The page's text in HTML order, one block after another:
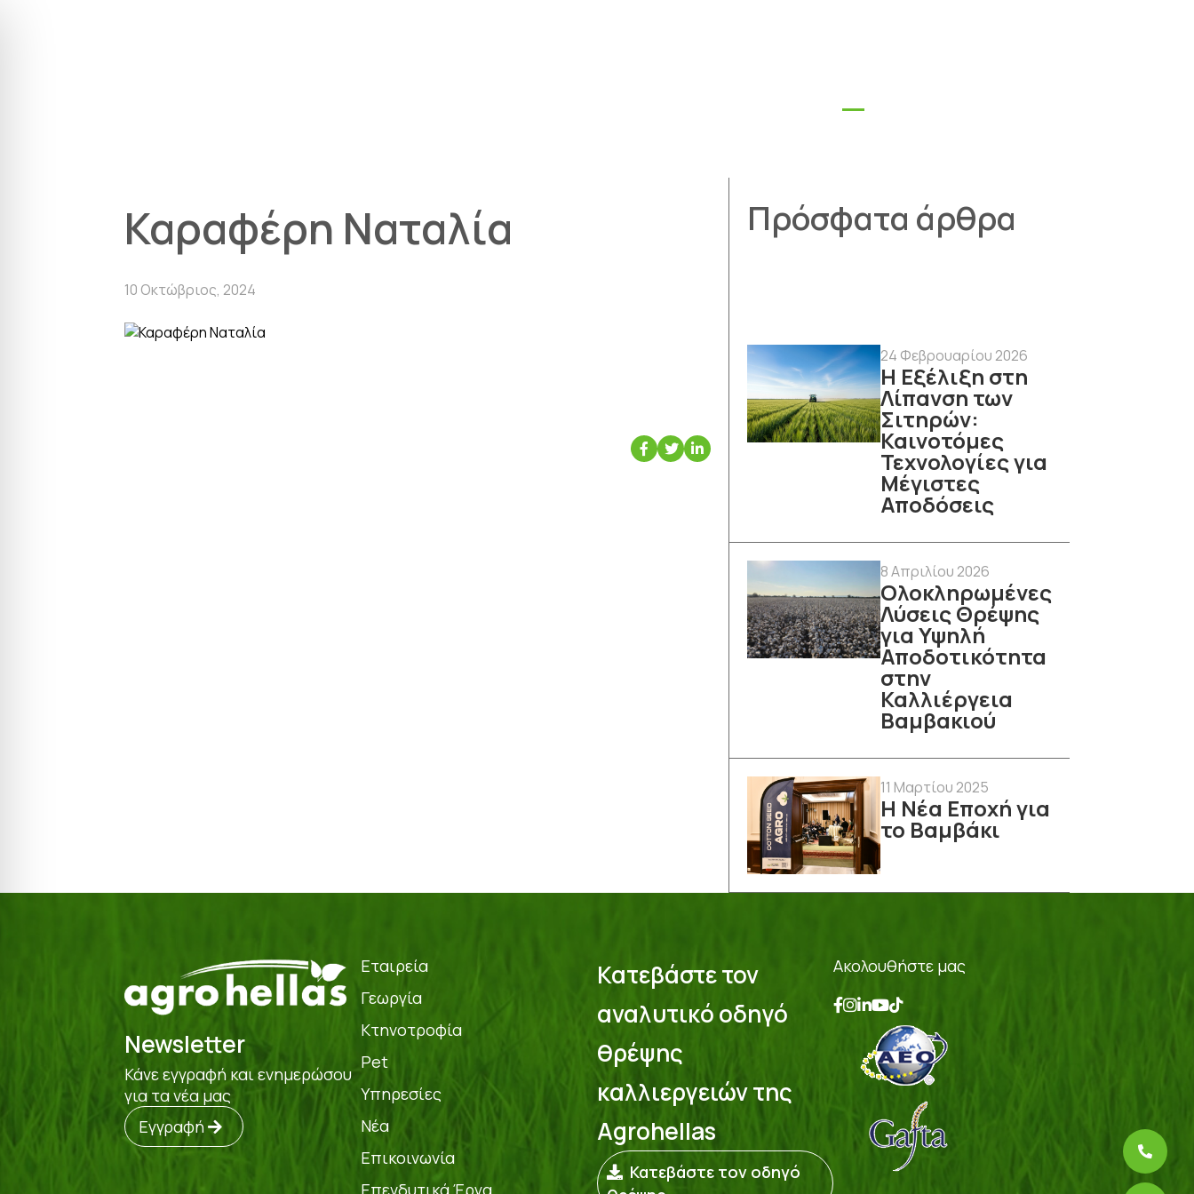
Καραφέρη Ναταλία
10 Οκτώβριος, 2024
Πρόσφατα άρθρα
24 Φεβρουαρίου 2026
Η Εξέλιξη στη
Λίπανση των
Σιτηρών:
Καινοτόμες
Τεχνολογίες για
Μέγιστες
Αποδόσεις
8 Απριλίου 2026
Ολοκληρωμένες
Λύσεις Θρέψης
για Υψηλή
Αποδοτικότητα
στην
Καλλιέργεια
Βαμβακιού
11 Μαρτίου 2025
Η Νέα Εποχή για
το Βαμβάκι
Newsletter
Κάνε εγγραφή και ενημερώσου
για τα νέα μας
Εγγραφή
Εταιρεία
Γεωργία
Κτηνοτροφία
Pet
Υπηρεσίες
Νέα
Επικοινωνία
Επενδυτικά Έργα
Κατεβάστε τον
αναλυτικό οδηγό
θρέψης
καλλιεργειών της
Agrohellas
Κατεβάστε τον οδηγό
Ακολουθήστε μας